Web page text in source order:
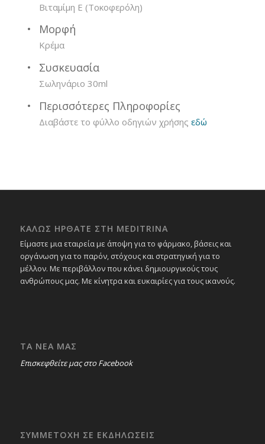
Βιταμίμη Ε (Τοκοφερόλη)
Μορφή
Κρέμα
Συσκευασία
Σωληνάριο 30ml
Περισσότερες Πληροφορίες
Διαβάστε το φύλλο οδηγιών χρήσηςεδώ
ΚΑΛΩΣ ΗΡΘΑΤΕ ΣΤΗ MEDITRINA
Είμαστε μια εταιρεία με άποψη για το φάρμακο, βάσεις και
οργάνωση για το παρόν, στόχους και στρατηγική για το
μέλλον. Με περιβάλλον που κάνει δημιουργικούς τους
ανθρώπους μας. Με κίνητρα και ευκαιρίες για τους ικανούς.
ΤΑ ΝΕΑ ΜΑΣ
Επισκεφθείτε μας στο Facebook
ΣΥΜΜΕΤΟΧΗ ΣΕ ΕΚΔΗΛΩΣΕΙΣ